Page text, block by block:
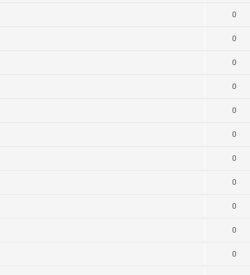
0
0
0
0
0
0
0
0
0
0
0